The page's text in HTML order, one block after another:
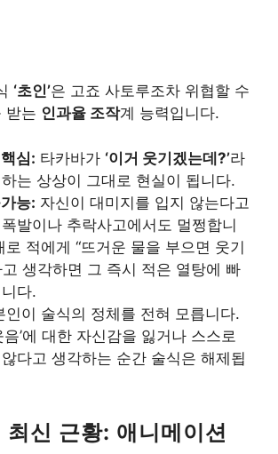
‘초인’은 고죠 사토루조차 위협할 수
받는 인과율 조작계 능력입니다.
심: 타카바가 ‘이거 웃기겠는데?’라
는 상상이 그대로 현실이 됩니다.
능: 자신이 대미지를 입지 않는다고
발이나 추락사고에서도 멀쩡합니
로 적에게 “뜨거운 물을 부으면 웃기
고 생각하면 그 즉시 적은 열탕에 빠
다.
인이 술식의 정체를 전혀 모릅니다.
음’에 대한 자신감을 잃거나 스스로
다고 생각하는 순간 술식은 해제됩
신 근황: 애니메이션